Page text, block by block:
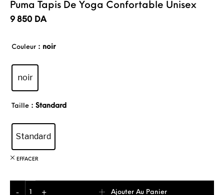
Puma Tapis De Yoga Confortable Unisex
9 850 DA
Couleur : noir
noir
Taille : Standard
Standard
EFFACER
-
+
Ajouter Au Panier